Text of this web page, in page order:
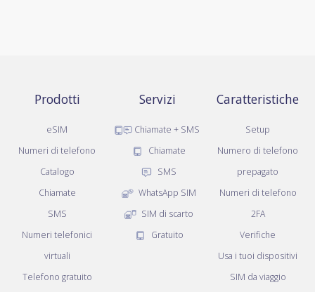
Prodotti
eSIM
Numeri di telefono
Catalogo
Chiamate
SMS
Numeri telefonici
virtuali
Telefono gratuito
Servizi
Chiamate + SMS
Chiamate
SMS
WhatsApp SIM
SIM di scarto
Gratuito
Caratteristiche
Setup
Numero di telefono
prepagato
Numeri di telefono
2FA
Verifiche
Usa i tuoi dispositivi
SIM da viaggio